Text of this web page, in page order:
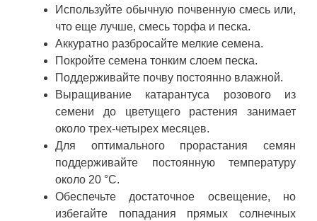
Используйте обычную почвенную смесь или,
что еще лучше, смесь торфа и песка.
Аккуратно разбросайте мелкие семена.
Покройте семена тонким слоем песка.
Поддерживайте почву постоянно влажной.
Выращивание катарантуса розового из
семени до цветущего растения занимает
около трех-четырех месяцев.
Для оптимального прорастания семян
поддерживайте постоянную температуру
около 20 °C.
Обеспечьте достаточное освещение, но
избегайте попадания прямых солнечных